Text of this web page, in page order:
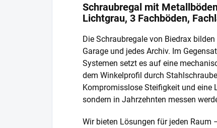
Schraubregal mit
Lichtgrau, 3 Fachböden,
Die Schraubregale von Biedrax
Garage und jedes Archiv. Im
Systemen setzt es auf eine
dem Winkelprofil durch
Kompromisslose Steifigkeit und eine
sondern in Jahrzehnten messen
Wir bieten Lösungen für jeden Raum